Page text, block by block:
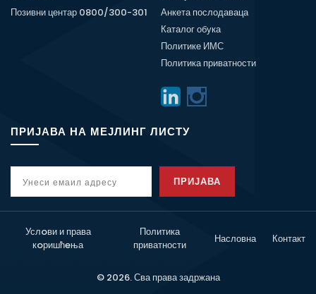
Позивни центар 0800/300-301
Анкета послодаваца
Каталог обука
Политике ИМС
Политика приватности
ПРИЈАВА НА МЕЈЛИНГ ЛИСТУ
ПРИЈАВА
Услoви и права
кoришћeња
Политика
приватности
Насловна Контакт
© 2026. Сва права задржана